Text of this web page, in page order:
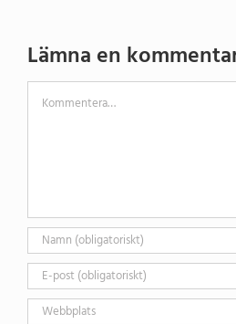
Lämna en
Kommentar